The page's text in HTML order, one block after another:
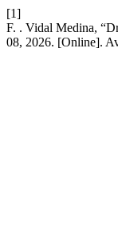
[1]
F. . Vidal Medina,
08, 2026. [Online].